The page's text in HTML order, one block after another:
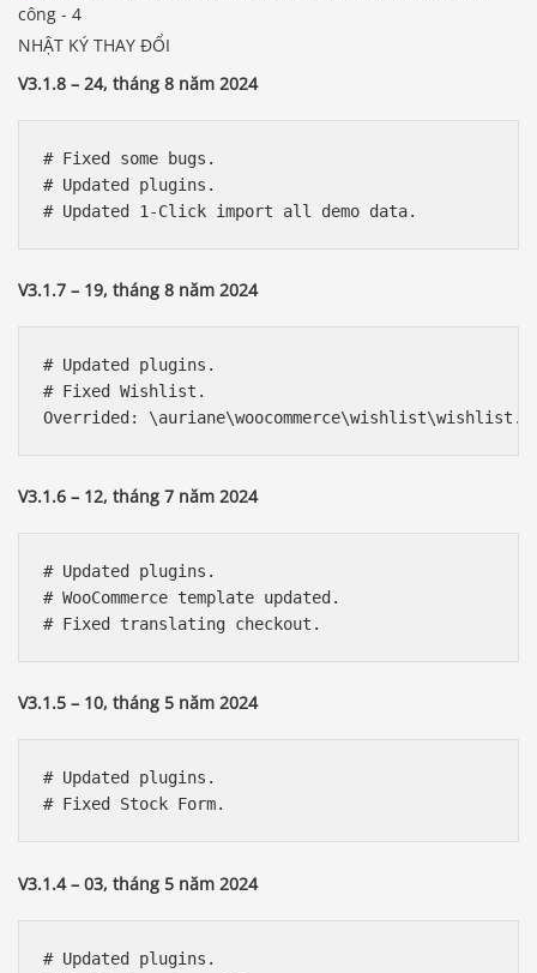
NHẬT KÝ THAY ĐỔI
V3.1.8 – 24, tháng 8 năm 2024
# Fixed some bugs.
# Updated plugins.
V3.1.7 – 19, tháng 8 năm 2024
# Updated plugins.
# Fixed Wishlist.
V3.1.6 – 12, tháng 7 năm 2024
# Updated plugins.
# WooCommerce template updated.
V3.1.5 – 10, tháng 5 năm 2024
# Updated plugins.
V3.1.4 – 03, tháng 5 năm 2024
# Updated plugins.